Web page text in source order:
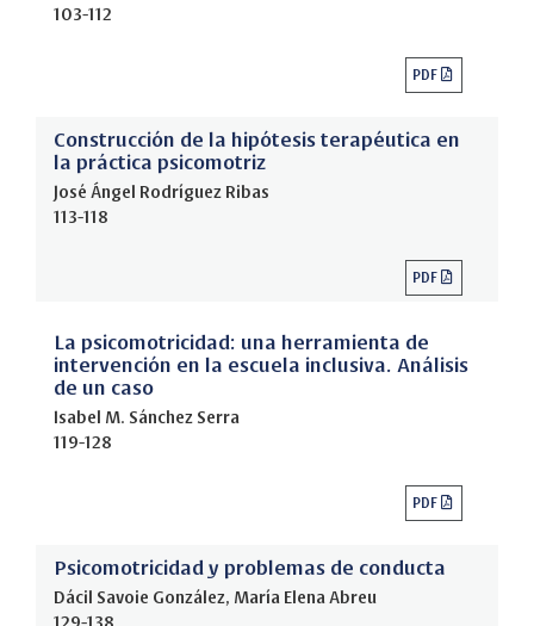
103-112
PDF
Construcción de la hipótesis terapéutica en
la práctica psicomotriz
José Ángel Rodríguez Ribas
113-118
PDF
La psicomotricidad: una herramienta de
intervención en la escuela inclusiva. Análisis
de un caso
Isabel M. Sánchez Serra
119-128
PDF
Psicomotricidad y problemas de conducta
Dácil Savoie González, María Elena Abreu